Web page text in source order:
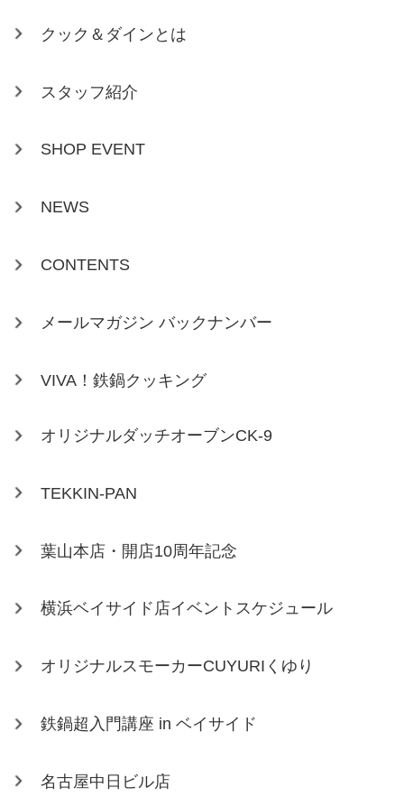
クック＆ダインとは
スタッフ紹介
SHOP EVENT
NEWS
CONTENTS
メールマガジン バックナンバー
VIVA！鉄鍋クッキング
オリジナルダッチオーブンCK-9
TEKKIN-PAN
葉山本店・開店10周年記念
横浜ベイサイド店イベントスケジュール
オリジナルスモーカーCUYURIくゆり
鉄鍋超入門講座 in ベイサイド
名古屋中日ビル店